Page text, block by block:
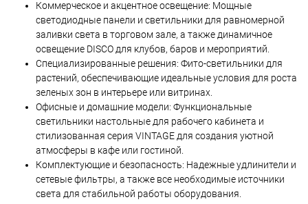
Коммерческое и акцентное освещение: Мощные
светодиодные панели и светильники для равномерной
заливки света в торговом зале, а также динамичное
освещение DISCO для клубов, баров и мероприятий.
Специализированные решения: Фито-светильники для
растений, обеспечивающие идеальные условия для роста
зеленых зон в интерьере или витринах.
Офисные и домашние модели: Функциональные
светильники настольные для рабочего кабинета и
стилизованная серия VINTAGE для создания уютной
атмосферы в кафе или гостиной.
Комплектующие и безопасность: Надежные удлинители и
сетевые фильтры, а также все необходимые источники
света для стабильной работы оборудования.